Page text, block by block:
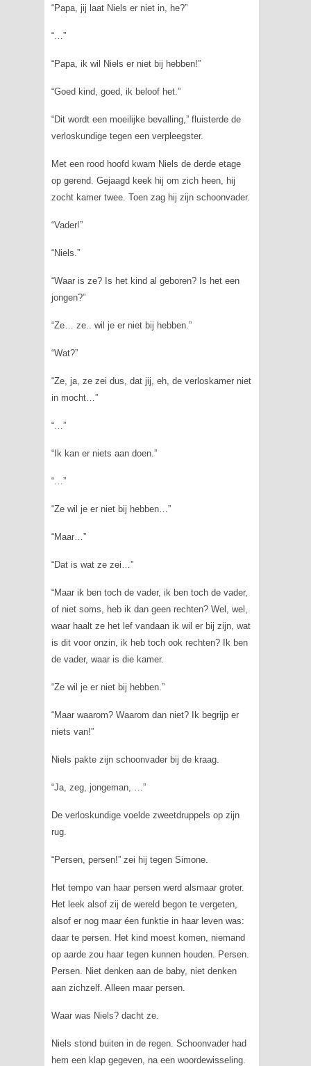
“Papa, jij laat Niels er niet in, he?”
“…”
“Papa, ik wil Niels er niet bij hebben!”
“Goed kind, goed, ik beloof het.”
“Dit wordt een moeilijke bevalling,” fluisterde de
verloskundige tegen een verpleegster.
Met een rood hoofd kwam Niels de derde etage
op gerend. Gejaagd keek hij om zich heen, hij
zocht kamer twee. Toen zag hij zijn schoonvader.
“Vader!”
“Niels.”
“Waar is ze? Is het kind al geboren? Is het een
jongen?”
“Ze… ze.. wil je er niet bij hebben.”
“Wat?”
“Ze, ja, ze zei dus, dat jij, eh, de verloskamer niet
in mocht…”
“…”
“Ik kan er niets aan doen.”
“…”
“Ze wil je er niet bij hebben…”
“Maar…”
“Dat is wat ze zei…”
“Maar ik ben toch de vader, ik ben toch de vader,
of niet soms, heb ik dan geen rechten? Wel, wel,
waar haalt ze het lef vandaan ik wil er bij zijn, wat
is dit voor onzin, ik heb toch ook rechten? Ik ben
de vader, waar is die kamer.
“Ze wil je er niet bij hebben.”
“Maar waarom? Waarom dan niet? Ik begrijp er
niets van!”
Niels pakte zijn schoonvader bij de kraag.
“Ja, zeg, jongeman, …”
De verloskundige voelde zweetdruppels op zijn
rug.
“Persen, persen!” zei hij tegen Simone.
Het tempo van haar persen werd alsmaar groter.
Het leek alsof zij de wereld begon te vergeten,
alsof er nog maar éen funktie in haar leven was:
daar te persen. Het kind moest komen, niemand
op aarde zou haar tegen kunnen houden. Persen.
Persen. Niet denken aan de baby, niet denken
aan zichzelf. Alleen maar persen.
Waar was Niels? dacht ze.
Niels stond buiten in de regen. Schoonvader had
hem een klap gegeven, na een woordewisseling.